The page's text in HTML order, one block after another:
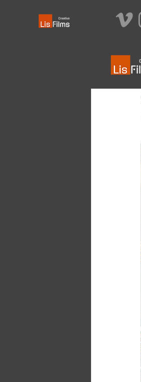
Todos posts